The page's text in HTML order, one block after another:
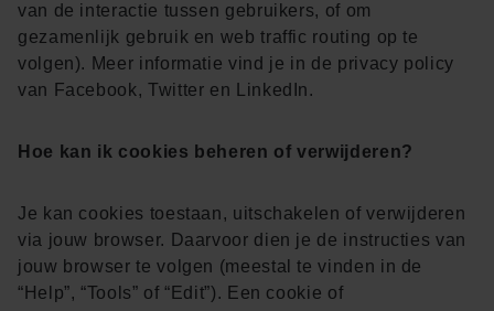
van de interactie tussen gebruikers, of om
gezamenlijk gebruik en web traffic routing op te
volgen). Meer informatie vind je in de privacy policy
van Facebook, Twitter en LinkedIn.
Hoe kan ik cookies beheren of verwijderen?
Je kan cookies toestaan, uitschakelen of verwijderen
via jouw browser. Daarvoor dien je de instructies van
jouw browser te volgen (meestal te vinden in de
“Help”, “Tools” of “Edit”). Een cookie of